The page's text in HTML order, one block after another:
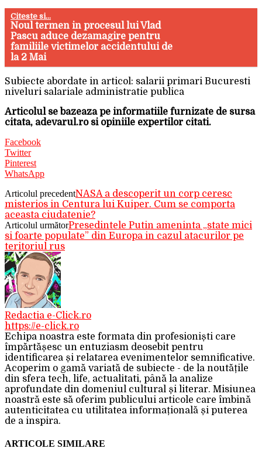
Citeste si...
Noul termen in procesul lui Vlad
Pascu aduce dezamagire pentru
familiile victimelor accidentului de
la 2 Mai
Subiecte abordate in articol: salarii primari Bucuresti
niveluri salariale administratie publica
Articolul se bazeaza pe informatiile furnizate de sursa
citata, adevarul.ro si opiniile expertilor citati.
Facebook
Twitter
Pinterest
WhatsApp
Articolul precedentNASA a descoperit un corp ceresc
misterios in Centura lui Kuiper. Cum se comporta
aceasta ciudatenie?
Articolul următorPresedintele Putin ameninta „state mici
si foarte populate” din Europa in cazul atacurilor pe
teritoriul rus
Redactia e-Click.ro
https://e-click.ro
Echipa noastra este formata din profesioniști care
împărtășesc un entuziasm deosebit pentru
identificarea și relatarea evenimentelor semnificative.
Acoperim o gamă variată de subiecte - de la noutățile
din sfera tech, life, actualitati, până la analize
aprofundate din domeniul cultural și literar. Misiunea
noastră este să oferim publicului articole care îmbină
autenticitatea cu utilitatea informațională și puterea
de a inspira.
ARTICOLE SIMILARE